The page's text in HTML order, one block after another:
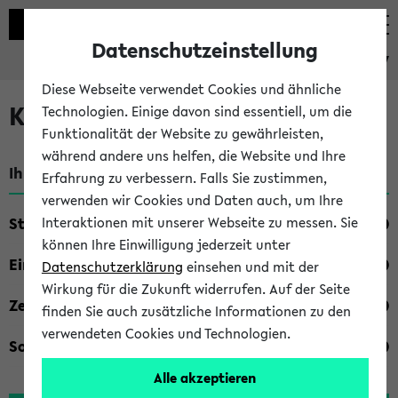
eKVV
Kombisuche im eKVV
Ihre Suchkriterien:
Studienfach
Einrichtung
Zeiten
Sonstiges
Datenschutzeinstellung
Diese Webseite verwendet Cookies und ähnliche
Technologien. Einige davon sind essentiell, um die
Funktionalität der Website zu gewährleisten,
während andere uns helfen, die Website und Ihre
Erfahrung zu verbessern. Falls Sie zustimmen,
verwenden wir Cookies und Daten auch, um Ihre
Interaktionen mit unserer Webseite zu messen. Sie
können Ihre Einwilligung jederzeit unter
Datenschutzerklärung einsehen und mit der
Wirkung für die Zukunft widerrufen. Auf der Seite
finden Sie auch zusätzliche Informationen zu den
verwendeten Cookies und Technologien.
Alle akzeptieren